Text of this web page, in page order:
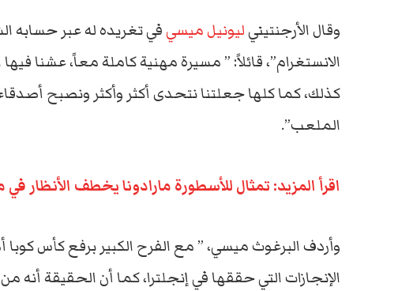
وقال الأرجنتينيليونيل ميسيفي تغريده له عبر حسابه
الانستغرام”، قائلاً: ” مسيرة مهنية كاملة معاً، عشنا
كذلك، كما كلها جعلتنا نتحدى أكثر وأكثر ونصبح
الملعب”.
اقرأ المزيد: تمثال للأسطورة مارادونا يخطف الأنظار
وأردف البرغوث ميسي، ” مع الفرح الكبير برفع كأس
الإنجازات التي حققها في إنجلترا، كما أن الحقيقة